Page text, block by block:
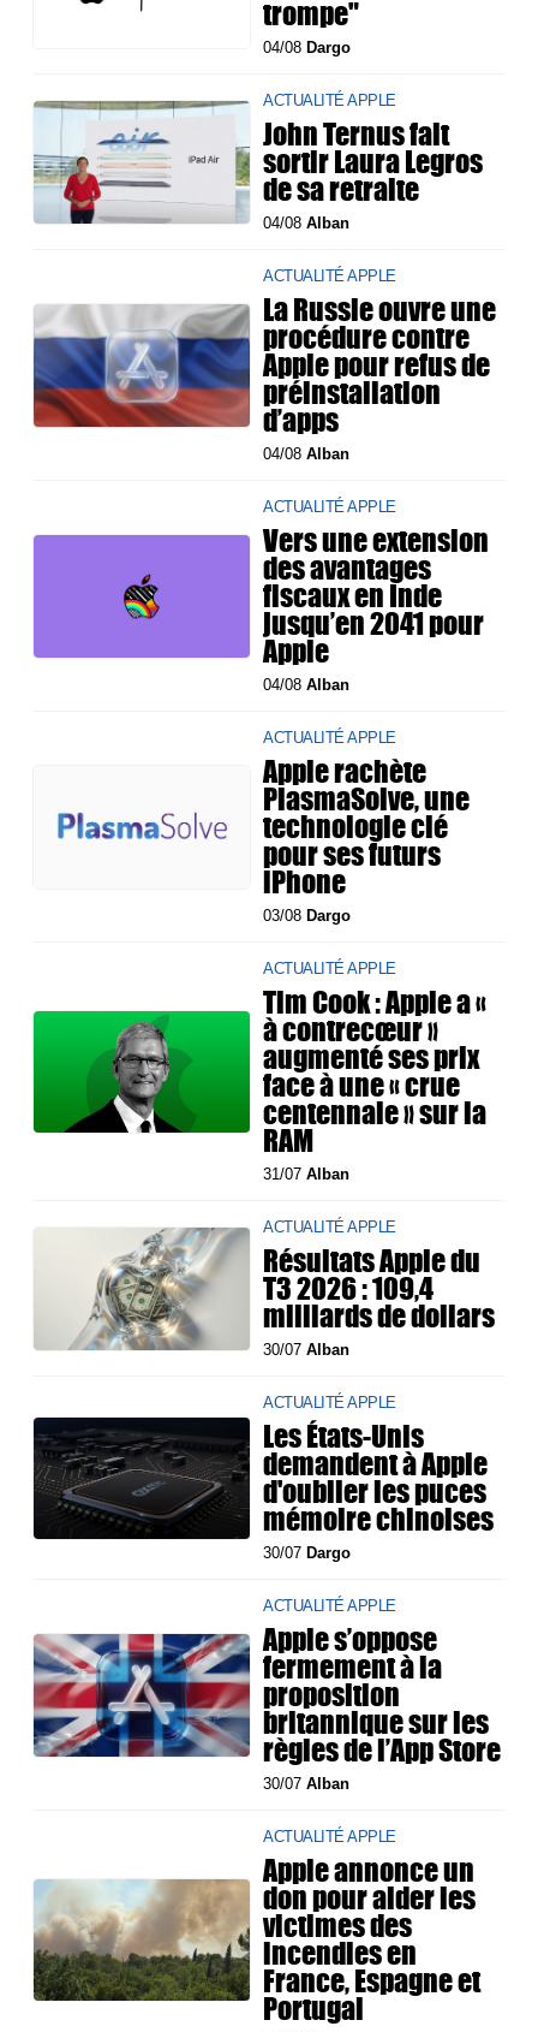
trompe"
04/08 Dargo
ACTUALITÉ APPLE
John Ternus fait
sortir Laura Legros
de sa retraite
04/08Alban
ACTUALITÉ APPLE
La Russie ouvre une
procédure contre
Apple pour refus de
préinstallation
d’apps
04/08Alban
ACTUALITÉ APPLE
Vers une extension
des avantages
fiscaux en Inde
jusqu’en 2041 pour
Apple
04/08Alban
ACTUALITÉ APPLE
Apple rachète
PlasmaSolve, une
technologie clé
pour ses futurs
iPhone
03/08 Dargo
ACTUALITÉ APPLE
Tim Cook : Apple a «
à contrecœur »
augmenté ses prix
face à une « crue
centennale » sur la
RAM
31/07Alban
ACTUALITÉ APPLE
Résultats Apple du
T3 2026 : 109,4
milliards de dollars
30/07Alban
ACTUALITÉ APPLE
Les États-Unis
demandent à Apple
d'oublier les puces
mémoire chinoises
30/07 Dargo
ACTUALITÉ APPLE
Apple s’oppose
fermement à la
proposition
britannique sur les
règles de l’App Store
30/07Alban
ACTUALITÉ APPLE
Apple annonce un
don pour aider les
victimes des
incendies en
France, Espagne et
Portugal